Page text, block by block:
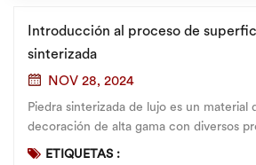
Introducción al proceso de
sinterizada
NOV 28, 2024
Piedra sinterizada de lujo es un
decoración de alta gama con diversos
como un sfabricante de piedra
ETIQUETAS :